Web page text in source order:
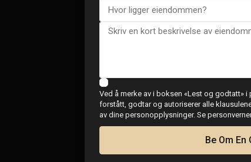
Ved å merke av i boksen «Lest og godtatt»
forstått, godtar og autoriserer alle
av dine personopplysninger. Se
Be Om